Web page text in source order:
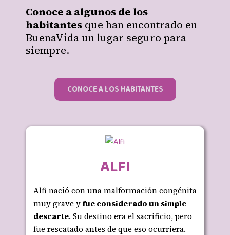
Conoce a algunos de los
habitantes que han encontrado en
BuenaVida un lugar seguro para
siempre.
CONOCE A LOS HABITANTES
ALFI
Alfi nació con una malformación congénita
muy grave yfue considerado un simple
descarte. Su destino era el sacrificio, pero
fue rescatado antes de que eso ocurriera.